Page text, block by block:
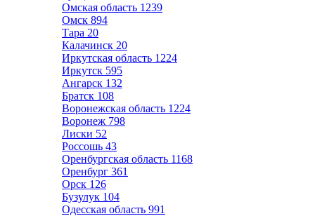
Омская область 1239
Омск 894
Тара 20
Калачинск 20
Иркутская область 1224
Иркутск 595
Ангарск 132
Братск 108
Воронежская область 1224
Воронеж 798
Лиски 52
Россошь 43
Оренбургская область 1168
Оренбург 361
Орск 126
Бузулук 104
Одесская область 991